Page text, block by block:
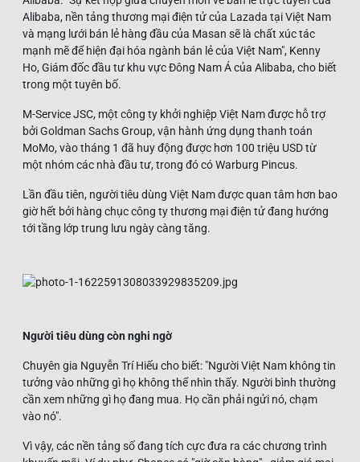
Alibaba, nền tảng thương mại điện tử của Lazada tại Việt Nam
và mạng lưới bán lẻ hàng đầu của Masan sẽ là chất xúc tác
mạnh mẽ để hiện đại hóa ngành bán lẻ của Việt Nam", Kenny
Ho, Giám đốc đầu tư khu vực Đông Nam Á của Alibaba, cho biết
trong một tuyên bố.
M-Service JSC, một công ty khởi nghiệp Việt Nam được hỗ trợ
bởi Goldman Sachs Group, vận hành ứng dụng thanh toán
MoMo, vào tháng 1 đã huy động được hơn 100 triệu USD từ
một nhóm các nhà đầu tư, trong đó có Warburg Pincus.
Lần đầu tiên, người tiêu dùng Việt Nam được quan tâm hơn bao
giờ hết bởi hàng chục công ty thương mại điện tử đang hướng
tới tầng lớp trung lưu ngày càng tăng.
Người tiêu dùng còn nghi ngờ
Chuyên gia Nguyễn Trí Hiếu cho biết: "Người Việt Nam không tin
tưởng vào những gì họ không thể nhìn thấy. Người bình thường
cần xem những gì họ đang mua. Họ cần phải ngửi nó, chạm
vào nó".
Vì vậy, các nền tảng số đang tích cực đưa ra các chương trình